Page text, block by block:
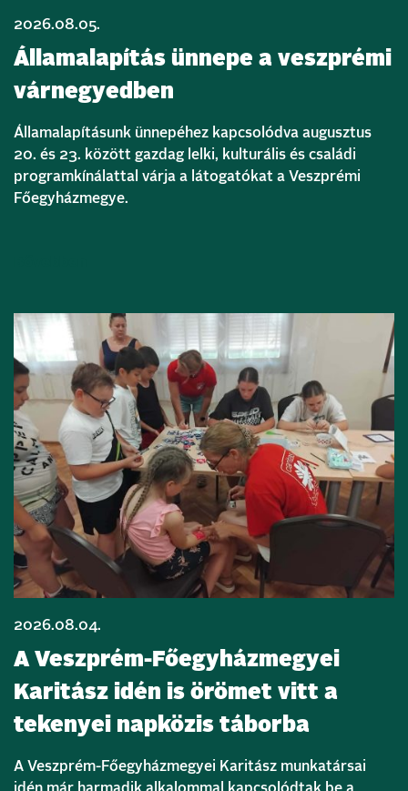
2026.08.05.
Államalapítás ünnepe a veszprémi
várnegyedben
Államalapításunk ünnepéhez kapcsolódva augusztus
20. és 23. között gazdag lelki, kulturális és családi
programkínálattal várja a látogatókat a Veszprémi
Főegyházmegye.
2026.08.04.
A Veszprém-Főegyházmegyei
Karitász idén is örömet vitt a
tekenyei napközis táborba
A Veszprém-Főegyházmegyei Karitász munkatársai